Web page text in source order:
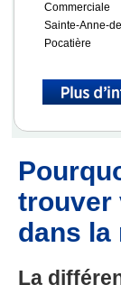
Commerciale
Sainte-Anne-
Pocatière
trouver
dans la
La